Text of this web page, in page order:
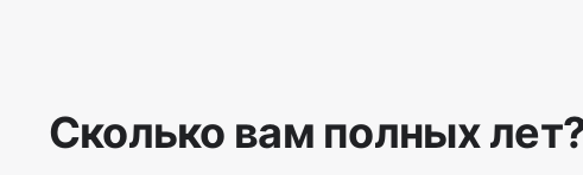
Сколько вам полных